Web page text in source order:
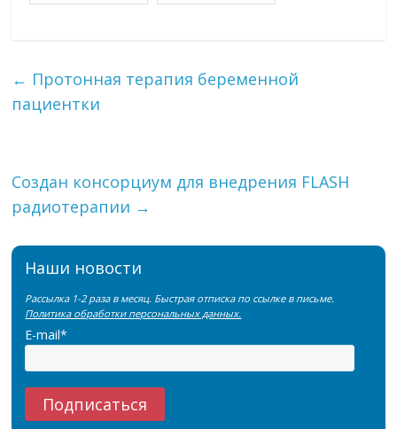
← Протонная терапия беременной
пациентки
Создан консорциум для внедрения FLASH
радиотерапии →
Наши новости
Рассылка 1-2 раза в месяц. Быстрая отписка по ссылке в письме.
Политика обработки персональных данных.
E-mail*